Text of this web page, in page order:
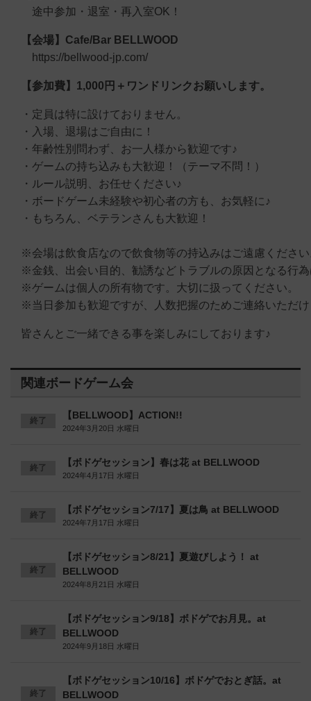
途中参加・退室・再入室OK！
【会場】Cafe/Bar BELLWOOD
https://bellwood-jp.com/
【参加費】1,000円＋ワンドリンクお願いします。
・定員は特に設けておりません。
・入場、退場はご自由に！
・年齢性別問わず、お一人様から歓迎です♪
・ゲームの持ち込みも大歓迎！（テーマ不問！）
・ルール説明、お任せください♪
・ボードゲーム未経験や初心者の方も、お気軽に♪
・もちろん、ベテランさんも大歓迎！
※会場は飲食店なので飲食物等の持込みはご遠慮くださ
※金銭、出会い目的、勧誘などトラブルの原因となる行
※ゲームは個人の所有物です。大切に扱ってください。
※当日参加も歓迎ですが、人数把握のためご連絡いただ
皆さんとご一緒できる事を楽しみにしております♪
関連ボードゲーム会
終了 【BELLWOOD】ACTION!!
2024年3月20日 水曜日
終了 【ボドゲセッション】春は花 at BELLWOOD
2024年4月17日 水曜日
終了 【ボドゲセッション7/17】夏は鳥 at BELLWOOD
2024年7月17日 水曜日
終了
【ボドゲセッション8/21】夏遊びしよう！ at
BELLWOOD
2024年8月21日 水曜日
終了
【ボドゲセッション9/18】ボドゲでお月見。at
BELLWOOD
2024年9月18日 水曜日
終了
【ボドゲセッション10/16】ボドゲでおとぎ話。at
BELLWOOD